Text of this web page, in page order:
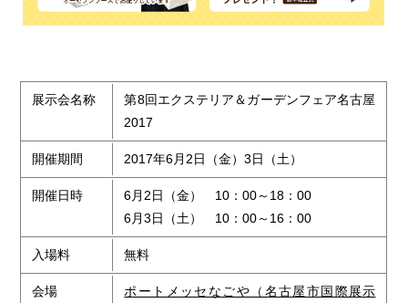
展示会名称
第8回エクステリア＆ガーデンフェア名古屋
2017
開催期間 2017年6月2日（金）3日（土）
開催日時
6月2日（金） 10：00～18：00
6月3日（土） 10：00～16：00
入場料 無料
会場
ポートメッセなごや（名古屋市国際展示